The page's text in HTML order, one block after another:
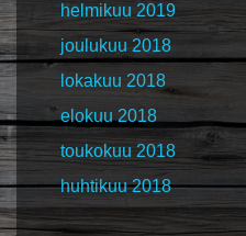
helmikuu 2019
joulukuu 2018
lokakuu 2018
elokuu 2018
toukokuu 2018
huhtikuu 2018